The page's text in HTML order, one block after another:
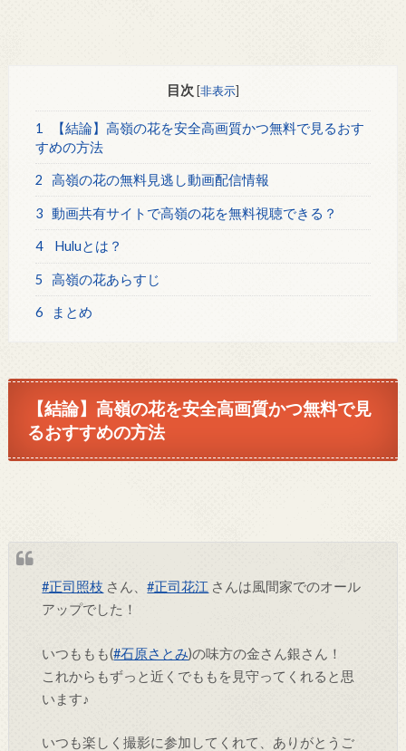
目次 [非表示]
1
【結論】高嶺の花を安全高画質かつ無料で見るおす
すめの方法
2 高嶺の花の無料見逃し動画配信情報
3 動画共有サイトで高嶺の花を無料視聴できる？
4 Huluとは？
5 高嶺の花あらすじ
6 まとめ
【結論】高嶺の花を安全高画質かつ無料で見
るおすすめの方法
#正司照枝 さん、#正司花江 さんは風間家でのオール
アップでした！
いつももも(#石原さとみ)の味方の金さん銀さん！
これからもずっと近くでももを見守ってくれると思
います♪
いつも楽しく撮影に参加してくれて、ありがとうご